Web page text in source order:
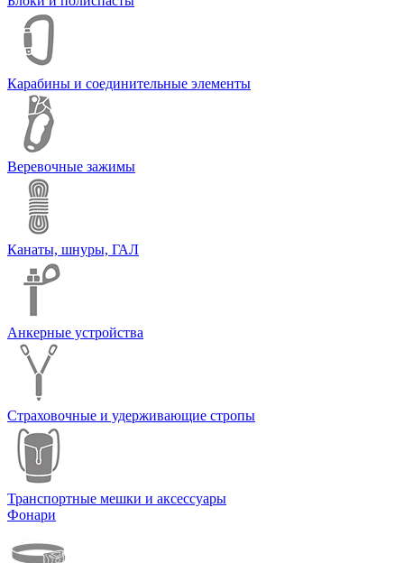
Карабины и соединительные элементы
Веревочные зажимы
Канаты, шнуры, ГАЛ
Анкерные устройства
Страховочные и удерживающие стропы
Транспортные мешки и аксессуары
Фонари